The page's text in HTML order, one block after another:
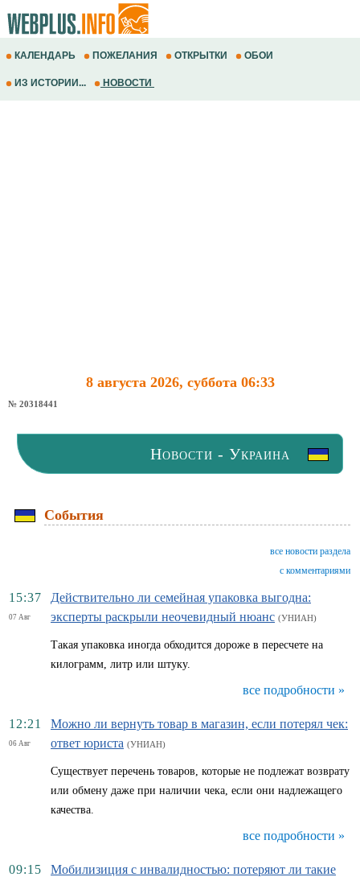
КАЛЕНДАРЬ ПОЖЕЛАНИЯ ОТКРЫТКИ ОБОИ
ИЗ ИСТОРИИ... НОВОСТИ
8 августа 2026, суббота 06:33
№ 20318441
Новости - Украина
События
все новости раздела
с комментариями
15:37
07 Авг
Действительно ли семейная упаковка выгодна:
эксперты раскрыли неочевидный нюанс (УНИАН)
Такая упаковка иногда обходится дороже в пересчете на
килограмм, литр или штуку.
все подробности »
12:21
06 Авг
Можно ли вернуть товар в магазин, если потерял чек:
ответ юриста (УНИАН)
Существует перечень товаров, которые не подлежат возврату
или обмену даже при наличии чека, если они надлежащего
качества.
все подробности »
09:15
Мобилизиция с инвалидностью: потеряют ли такие